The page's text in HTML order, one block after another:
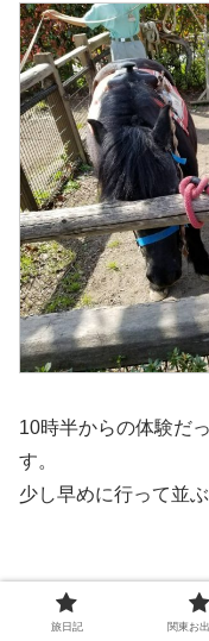
10時半からの体験だ
す。
少し早めに行って並
旅日記 関東お